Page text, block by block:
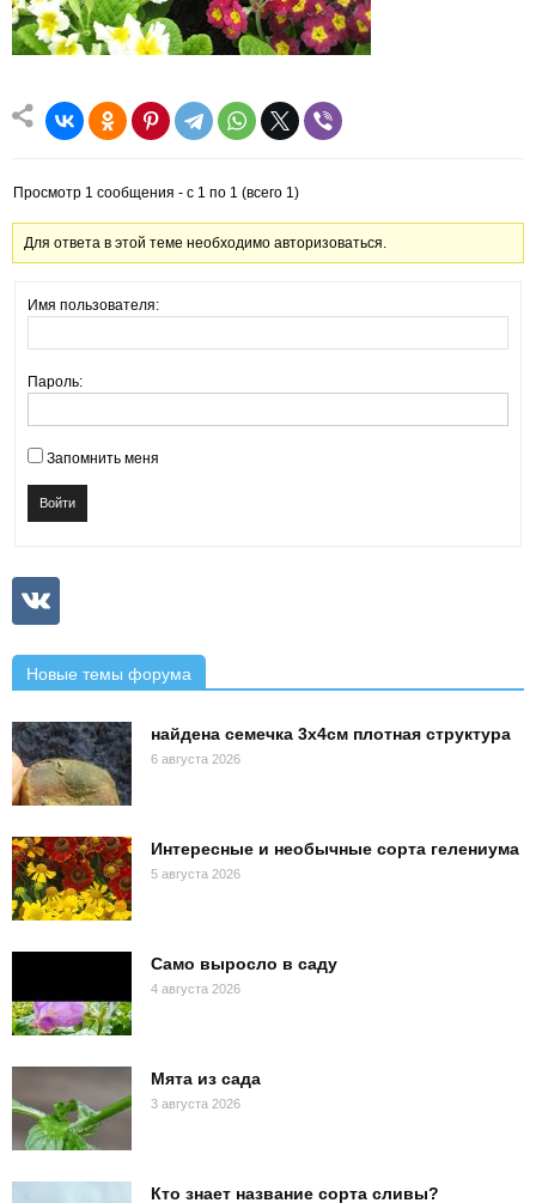
Просмотр 1 сообщения - с 1 по 1 (всего 1)
Для ответа в этой теме необходимо авторизоваться.
Имя пользователя:
Пароль:
Запомнить меня
Войти
Новые темы форума
найдена семечка 3х4см плотная структура
6 августа 2026
Интересные и необычные сорта гелениума
5 августа 2026
Само выросло в саду
4 августа 2026
Мята из сада
3 августа 2026
Кто знает название сорта сливы?